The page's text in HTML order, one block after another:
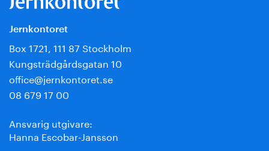
Jernkontoret
Box 1721, 111 87 Stockholm
Kungsträdgårdsgatan 10
office@jernkontoret.se
08 679 17 00
Ansvarig utgivare:
Hanna Escobar-Jansson